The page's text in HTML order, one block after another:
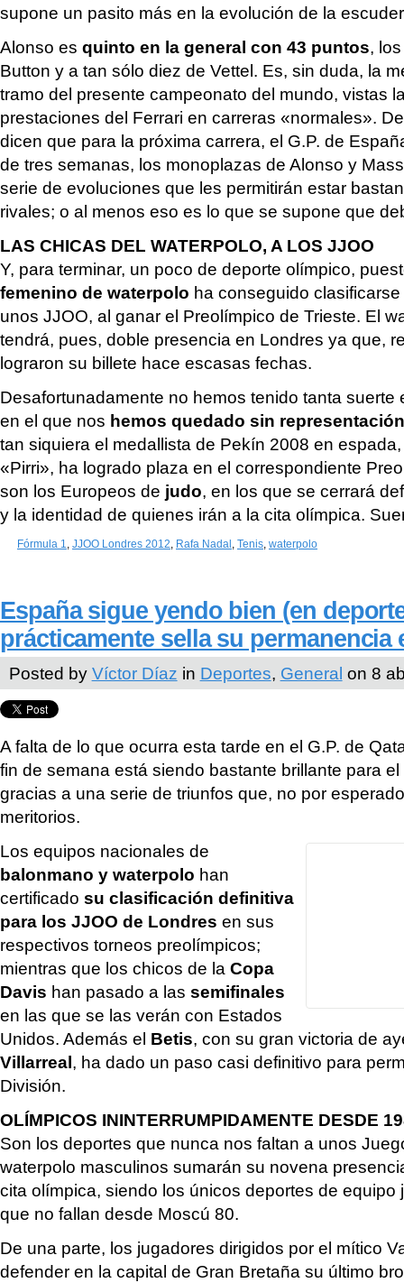
supone un pasito más en la evolución de la
Alonso es quinto en la general con 43 puntos,
Button y a tan sólo diez de Vettel. Es, sin duda, la
tramo del presente campeonato del mundo, vistas
prestaciones del Ferrari en carreras «normales».
dicen que para la próxima carrera, el G.P. de
de tres semanas, los monoplazas de Alonso y
serie de evoluciones que les permitirán estar
rivales; o al menos eso es lo que se supone que
LAS CHICAS DEL WATERPOLO, A LOS JJOO
Y, para terminar, un poco de deporte olímpico,
femenino de waterpolo ha conseguido
unos JJOO, al ganar el Preolímpico de Trieste. El
tendrá, pues, doble presencia en Londres ya que,
lograron su billete hace escasas fechas.
Desafortunadamente no hemos tenido tanta suerte
en el que nos hemos quedado sin representación
tan siquiera el medallista de Pekín 2008 en
«Pirri», ha logrado plaza en el correspondiente
son los Europeos de judo, en los que se cerrará
y la identidad de quienes irán a la cita olímpica.
Fórmula 1 JJOO Londres 2012 Rafa Nadal Tenis waterpolo
España sigue yendo bien (en
prácticamente sella su permanencia
Posted by Víctor Díaz in Deportes, General on 8
A falta de lo que ocurra esta tarde en el G.P. de
fin de semana está siendo bastante brillante para
gracias a una serie de triunfos que, no por
meritorios.
Los equipos nacionales de
balonmano y waterpolo han
certificado su clasificación definitiva
para los JJOO de Londres en sus
respectivos torneos preolímpicos;
mientras que los chicos de la Copa
Davis han pasado a las semifinales
en las que se las verán con Estados
Unidos. Además el Betis, con su gran victoria de
Villarreal, ha dado un paso casi definitivo para
División.
OLÍMPICOS ININTERRUMPIDAMENTE DESDE
Son los deportes que nunca nos faltan a unos
waterpolo masculinos sumarán su novena
cita olímpica, siendo los únicos deportes de equipo
que no fallan desde Moscú 80.
De una parte, los jugadores dirigidos por el mítico
defender en la capital de Gran Bretaña su último